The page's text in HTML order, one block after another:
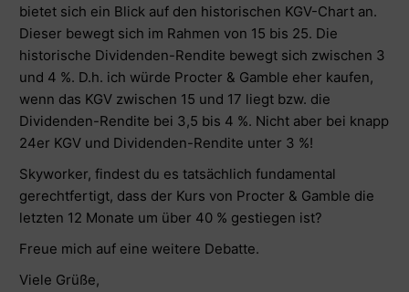
bietet sich ein Blick auf den historischen KGV-Chart an.
Dieser bewegt sich im Rahmen von 15 bis 25. Die
historische Dividenden-Rendite bewegt sich zwischen 3
und 4 %. D.h. ich würde Procter & Gamble eher kaufen,
wenn das KGV zwischen 15 und 17 liegt bzw. die
Dividenden-Rendite bei 3,5 bis 4 %. Nicht aber bei knapp
24er KGV und Dividenden-Rendite unter 3 %!
Skyworker, findest du es tatsächlich fundamental
gerechtfertigt, dass der Kurs von Procter & Gamble die
letzten 12 Monate um über 40 % gestiegen ist?
Freue mich auf eine weitere Debatte.
Viele Grüße,